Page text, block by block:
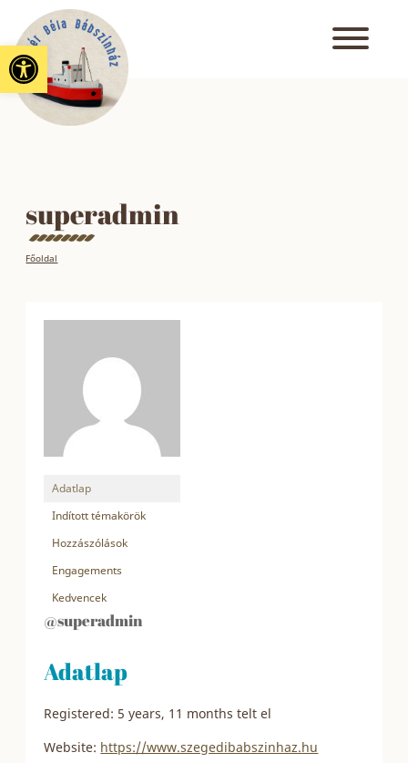
Eszköztár megnyitása
superadmin
Főoldal
Adatlap
Indított témakörök
Hozzászólások
Engagements
Kedvencek
@superadmin
Adatlap
Registered: 5 years, 11 months telt el
Website: https://www.szegedibabszinhaz.hu